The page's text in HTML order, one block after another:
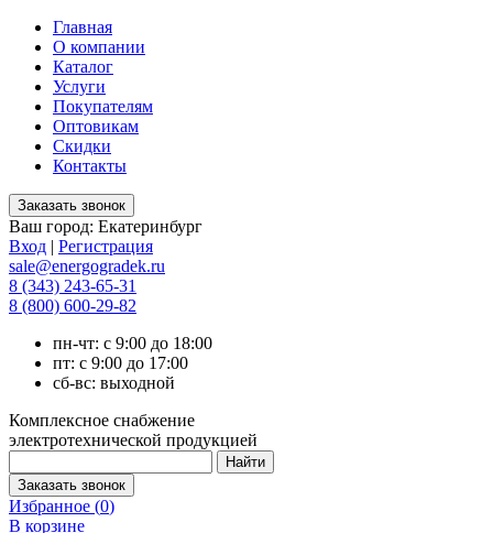
Главная
О компании
Каталог
Услуги
Покупателям
Оптовикам
Скидки
Контакты
Ваш город: Екатеринбург
Вход | Регистрация
sale@energogradek.ru
8 (343) 243-65-31
8 (800) 600-29-82
пн-чт: с 9:00 до 18:00
пт: с 9:00 до 17:00
сб-вс: выходной
Комплексное снабжение
электротехнической продукцией
Избранное (0)
В корзине